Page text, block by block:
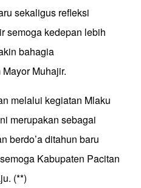
sekaligus refleksi
semoga kedepan lebih
bahagia
Muhajir.
melalui kegiatan Mlaku
merupakan sebagai
berdo’a ditahun baru
Kabupaten Pacitan
(**)